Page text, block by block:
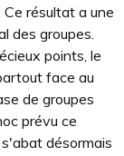
résultat a une
des groupes.
points, le
face au
de groupes
prévu ce
désormais